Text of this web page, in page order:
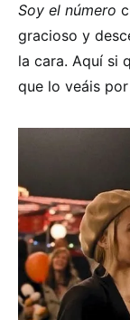
Soy el número
gracioso y
la cara. Aquí si
que lo veáis